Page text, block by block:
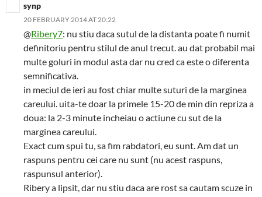
synp
20 FEBRUARY 2014 AT 20:22
@Ribery7: nu stiu daca sutul de la distanta poate fi numit
definitoriu pentru stilul de anul trecut. au dat probabil mai
multe goluri in modul asta dar nu cred ca este o diferenta
semnificativa.
in meciul de ieri au fost chiar multe suturi de la marginea
careului. uita-te doar la primele 15-20 de min din repriza a
doua: la 2-3 minute incheiau o actiune cu sut de la
marginea careului.
Exact cum spui tu, sa fim rabdatori, eu sunt. Am dat un
raspuns pentru cei care nu sunt (nu acest raspuns,
raspunsul anterior).
Ribery a lipsit, dar nu stiu daca are rost sa cautam scuze in